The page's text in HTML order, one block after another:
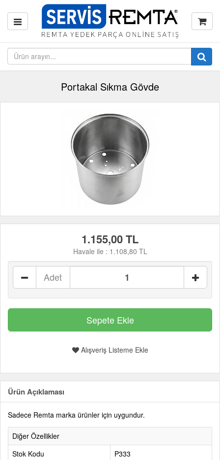
Portakal Sıkma Gövde
1.155,00 TL
Havale ile : 1.108,80 TL
Adet
Alışveriş Listeme Ekle
Ürün Açıklaması
Sadece Remta marka ürünler için uygundur.
Diğer Özellikler
Stok Kodu
P333